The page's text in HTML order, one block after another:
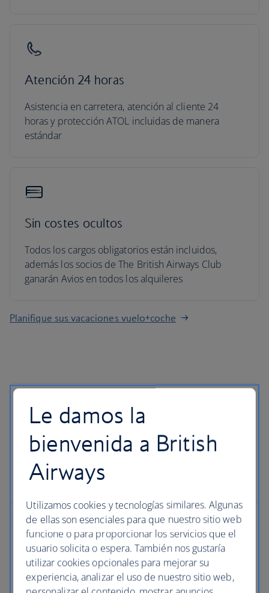
Atención 24 horas
Asistencia en carretera, atención al cliente 24
horas y protección ATOL incluidas de manera
estándar
Sin costes ocultos
Todos los cargos obligatorios están incluidos,
además los socios de The British Airways Club
ganarán Avios en todos los alquileres
Planifique sus vacaciones vuelo+coche
Le damos la
bienvenida a British
Airways
Utilizamos cookies y tecnologías similares. Algunas
de ellas son esenciales para que nuestro sitio web
funcione o para proporcionar los servicios que el
usuario solicita o espera. También nos gustaría
utilizar cookies opcionales para mejorar su
experiencia, analizar el uso de nuestro sitio web,